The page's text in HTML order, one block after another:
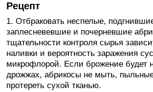
Рецепт
1. Отбраковать неспелые,
заплесневевшие и почерневшие
тщательности контроля сырья
наливки и вероятность заражения
микрофлорой. Если брожение будет
дрожжах, абрикосы не мыть,
протереть сухой тканью.